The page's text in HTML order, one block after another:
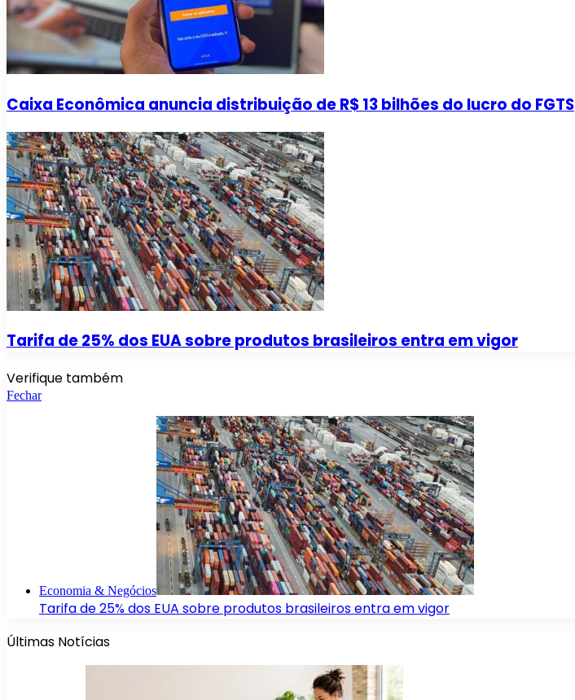
Caixa Econômica anuncia distribuição de R$ 13 bilhões do lucro do FGTS
Tarifa de 25% dos EUA sobre produtos brasileiros entra em vigor
Verifique também
Fechar
Economia & Negócios
Tarifa de 25% dos EUA sobre produtos brasileiros entra em vigor
Últimas Notícias